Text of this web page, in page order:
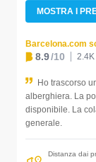
MOSTRA I
Barcelona.com
8.9/10
Ho trascorso
alberghiera. La
disponibile. La
generale.
Distanza dai